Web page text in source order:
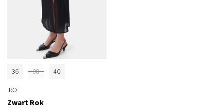
36 38 40
IRO
Zwart Rok